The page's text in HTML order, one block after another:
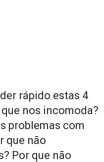
rápido estas 4
nos incomoda?
problemas com
que não
Por que não